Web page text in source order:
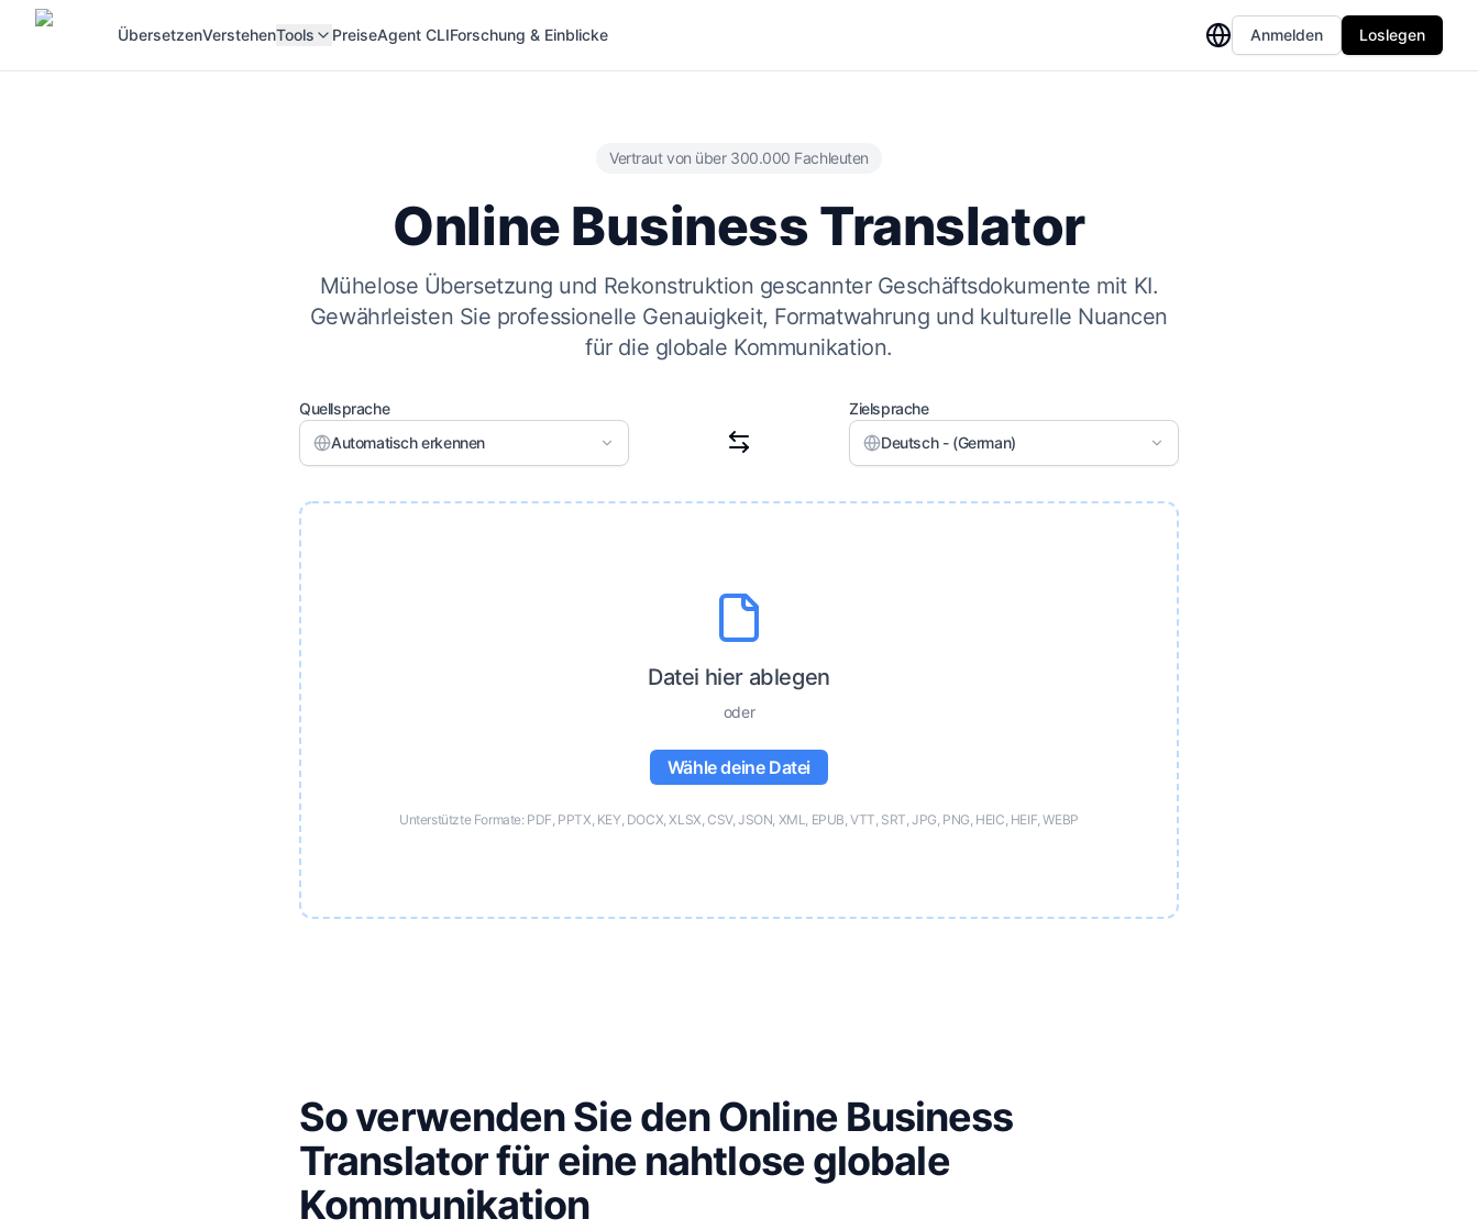
ÜbersetzenVerstehenTools PreiseAgent CLIForschung & Einblicke Anmelden Loslegen
Vertraut von über 300.000 Fachleuten
Online Business Translator
Mühelose Übersetzung und Rekonstruktion gescannter Geschäftsdokumente mit KI.
Gewährleisten Sie professionelle Genauigkeit, Formatwahrung und kulturelle Nuancen
für die globale Kommunikation.
Quellsprache
Automatisch erkennen
Zielsprache
Deutsch - (German)
Datei hier ablegen
oder
Wähle deine Datei
Unterstützte Formate: PDF, PPTX, KEY, DOCX, XLSX, CSV, JSON, XML, EPUB, VTT, SRT, JPG, PNG, HEIC, HEIF, WEBP
So verwenden Sie den Online Business
Translator für eine nahtlose globale
Kommunikation